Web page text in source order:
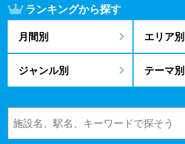
ランキングから探す
月間別 エリア別
ジャンル別 テーマ別